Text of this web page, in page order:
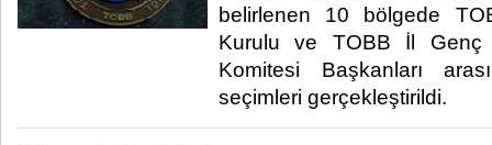
belirlenen 10 bölgede
Kurulu ve TOBB İl Genç
Komitesi Başkanları
seçimleri gerçekleştirildi.​